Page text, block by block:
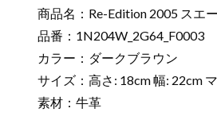
商品名：Re-Edition 2005 スエ
品番：1N204W_2G64_F0003
カラー：ダークブラウン
サイズ：高さ: 18cm 幅: 22cm
素材：牛革